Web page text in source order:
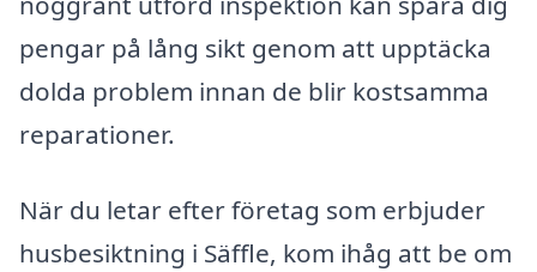
pengar på lång sikt genom att upptäcka
dolda problem innan de blir kostsamma
reparationer.
När du letar efter företag som erbjuder
husbesiktning i Säffle, kom ihåg att be om